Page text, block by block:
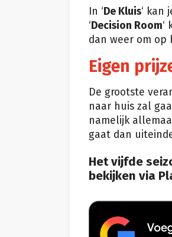
In ‘ De Kluis‘ kan
‘ Decision Room‘
dan weer om
Eigen
De grootste
naar huis zal
namelijk
gaat dan
Het vijfde
bekijken via